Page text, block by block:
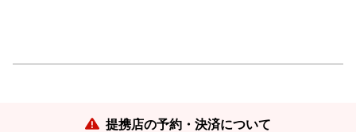
提携店の予約・決済について